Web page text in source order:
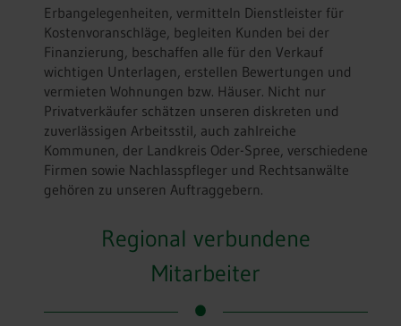
Erbangelegenheiten, vermitteln Dienstleister für
Kostenvoranschläge, begleiten Kunden bei der
Finanzierung, beschaffen alle für den Verkauf
wichtigen Unterlagen, erstellen Bewertungen und
vermieten Wohnungen bzw. Häuser. Nicht nur
Privatverkäufer schätzen unseren diskreten und
zuverlässigen Arbeitsstil, auch zahlreiche
Kommunen, der Landkreis Oder-Spree, verschiedene
Firmen sowie Nachlasspfleger und Rechtsanwälte
gehören zu unseren Auftraggebern.
Regional verbundene
Mitarbeiter